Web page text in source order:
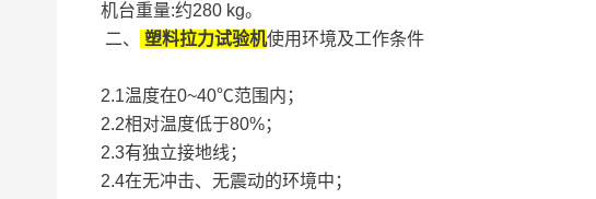
机台重量:约280 kg。
二、
塑料拉力试验机使用环境及工作条件
2.1温度在0~40℃范围内；
2.2相对温度低于80%；
2.3有独立接地线；
2.4在无冲击、无震动的环境中；